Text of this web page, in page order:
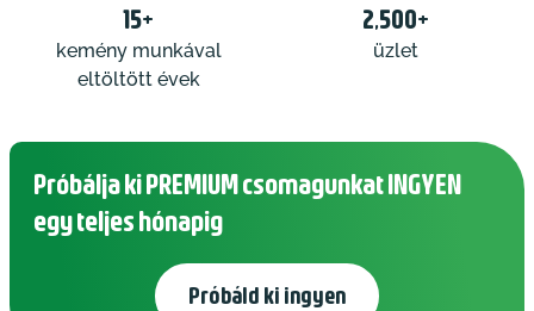
15+
kemény munkával
eltöltött évek
2,500+
üzlet
Próbálja ki PREMIUM csomagunkat INGYEN
egy teljes hónapig
Próbáld ki ingyen